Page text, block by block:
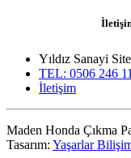
İletişim
Yıldız Sanayi
TEL: 0506 246
İletişim
Maden Honda Çıkma
Tasarım: Yaşarlar